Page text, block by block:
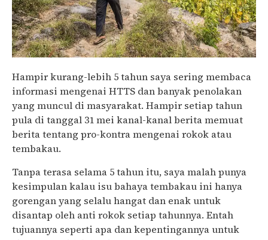
Hampir kurang-lebih 5 tahun saya sering membaca
informasi mengenai HTTS dan banyak penolakan
yang muncul di masyarakat. Hampir setiap tahun
pula di tanggal 31 mei kanal-kanal berita memuat
berita tentang pro-kontra mengenai rokok atau
tembakau.
Tanpa terasa selama 5 tahun itu, saya malah punya
kesimpulan kalau isu bahaya tembakau ini hanya
gorengan yang selalu hangat dan enak untuk
disantap oleh anti rokok setiap tahunnya. Entah
tujuannya seperti apa dan kepentingannya untuk